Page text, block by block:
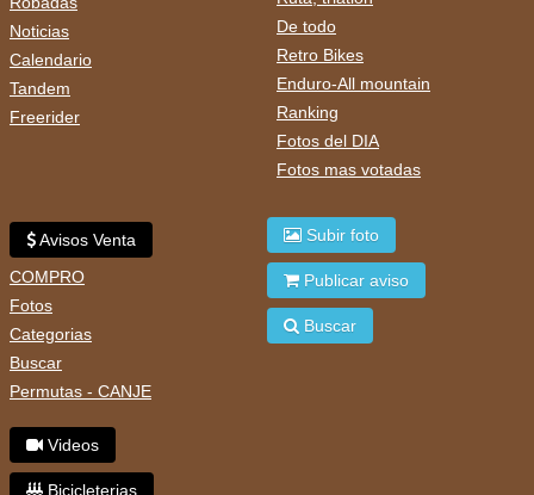
Noticias
Calendario
Tandem
Freerider
De todo
Retro Bikes
Enduro-All mountain
Ranking
Fotos del DIA
Fotos mas votadas
Avisos Venta
COMPRO
Fotos
Categorias
Buscar
Permutas - CANJE
Videos
Bicicleterias
Subir foto
Publicar aviso
Buscar